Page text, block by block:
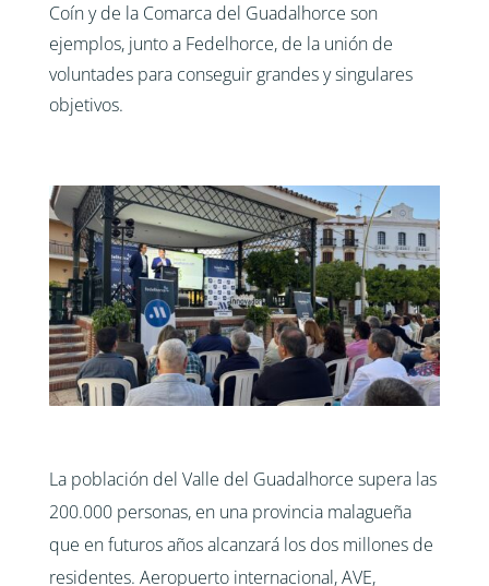
Coín y de la Comarca del Guadalhorce son
ejemplos, junto a Fedelhorce, de la unión de
voluntades para conseguir grandes y singulares
objetivos.
La población del Valle del Guadalhorce supera las
200.000 personas, en una provincia malagueña
que en futuros años alcanzará los dos millones de
residentes. Aeropuerto internacional, AVE,